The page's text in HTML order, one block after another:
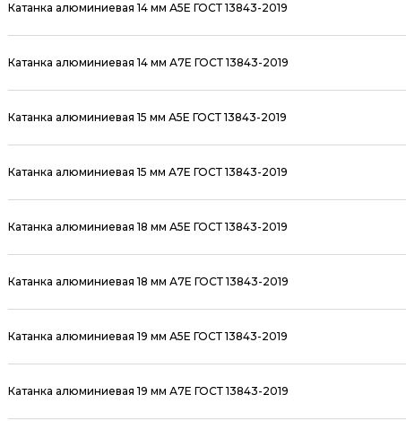
Катанка алюминиевая 14 мм А5Е ГОСТ 13843-2019
Катанка алюминиевая 14 мм А7Е ГОСТ 13843-2019
Катанка алюминиевая 15 мм А5Е ГОСТ 13843-2019
Катанка алюминиевая 15 мм А7Е ГОСТ 13843-2019
Катанка алюминиевая 18 мм А5Е ГОСТ 13843-2019
Катанка алюминиевая 18 мм А7Е ГОСТ 13843-2019
Катанка алюминиевая 19 мм А5Е ГОСТ 13843-2019
Катанка алюминиевая 19 мм А7Е ГОСТ 13843-2019